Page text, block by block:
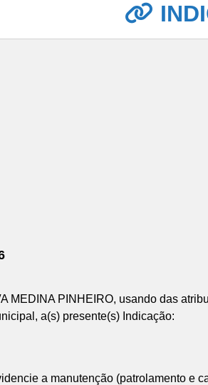
MEDINA PINHEIRO, usando das
a(s) presente(s) Indicação:
a manutenção (patrolamento e